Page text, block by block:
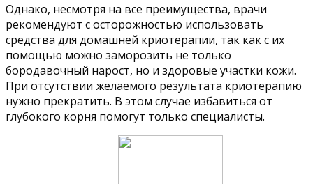
Однако, несмотря на все преимущества, врачи
рекомендуют с осторожностью использовать
средства для домашней криотерапии, так как с их
помощью можно заморозить не только
бородавочный нарост, но и здоровые участки кожи.
При отсутствии желаемого результата криотерапию
нужно прекратить. В этом случае избавиться от
глубокого корня помогут только специалисты.